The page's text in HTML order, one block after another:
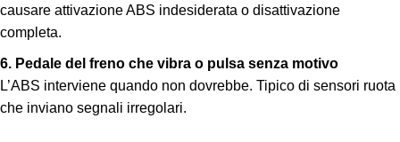
causare attivazione ABS indesiderata o disattivazione
completa.
6. Pedale del freno che vibra o pulsa senza motivo
L’ABS interviene quando non dovrebbe. Tipico di sensori ruota
che inviano segnali irregolari.